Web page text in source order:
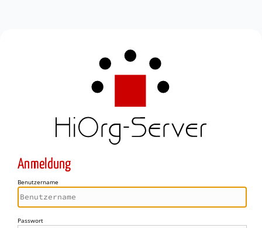
Anmeldung
Benutzername
Passwort